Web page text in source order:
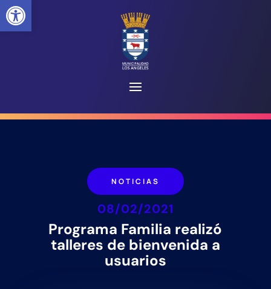
NOTICIAS
08/02/2021
Programa Familia realizó
talleres de bienvenida a
usuarios